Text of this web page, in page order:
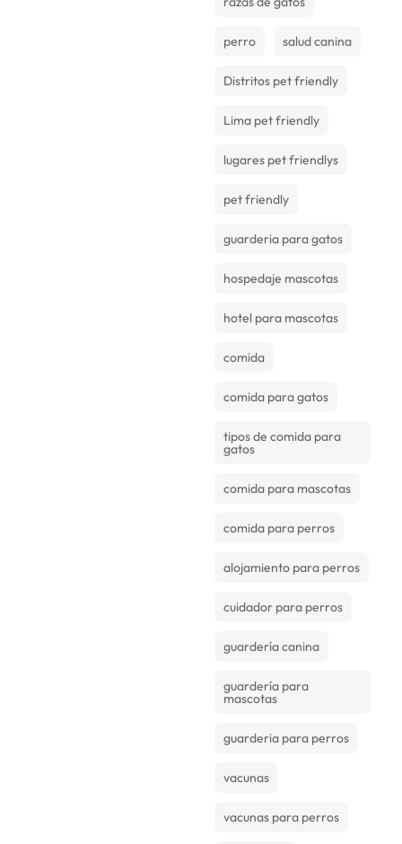
perro salud canina
Distritos pet friendly
Lima pet friendly
lugares pet friendlys
pet friendly
guarderia para gatos
hospedaje mascotas
hotel para mascotas
comida
comida para gatos
tipos de comida para
gatos
comida para mascotas
comida para perros
alojamiento para perros
cuidador para perros
guardería canina
guardería para
mascotas
guarderia para perros
vacunas
vacunas para perros